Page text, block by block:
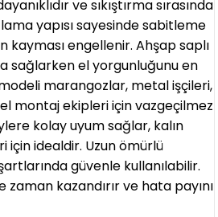
ve sıkıştırma sırasında
yapısı sayesinde sabitleme
kayması engellenir. Ahşap saplı
sağlarken el yorgunluğunu en
marangozlar, metal işçileri,
montaj ekipleri için vazgeçilmez
kolay uyum sağlar, kalın
idealdir. Uzun ömürlü
güvenle kullanılabilir.
kazandırır ve hata payını